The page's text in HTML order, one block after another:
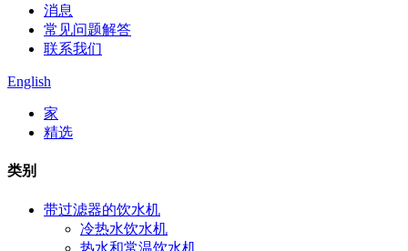
消息
常见问题解答
联系我们
English
家
精选
类别
带过滤器的饮水机
冷热水饮水机
热水和常温饮水机